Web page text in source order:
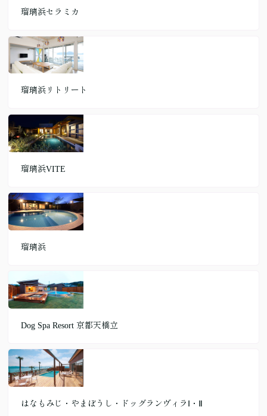
瑠璃浜セラミカ
瑠璃浜リトリート
瑠璃浜VITE
瑠璃浜
Dog Spa Resort 京都天橋立
はなもみじ・やまぼうし・ドッグランヴィラⅠ・Ⅱ